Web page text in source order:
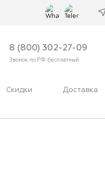
8 (800) 302-27-09
Звонок по РФ бесплатный
Скидки Доставка